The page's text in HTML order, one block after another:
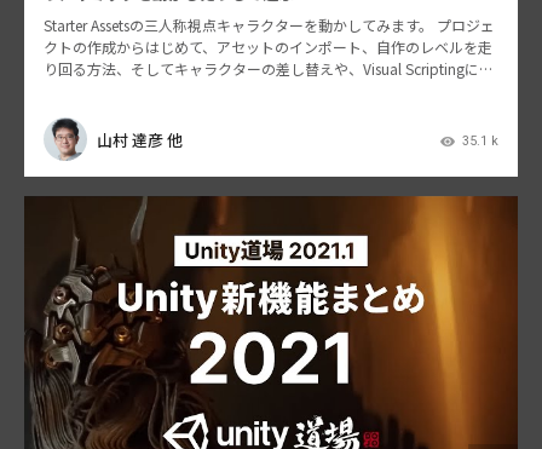
Starter Assetsの三人称視点キャラクターを動かしてみます。 プロジェ
クトの作成からはじめて、アセットのインポート、自作のレベルを走
り回る方法、そしてキャラクターの差し替えや、Visual Scriptingによ
山村 達彦 他 35.1 k